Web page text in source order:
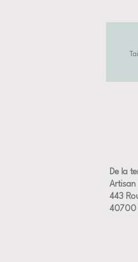
De la
Artisan
443
40700